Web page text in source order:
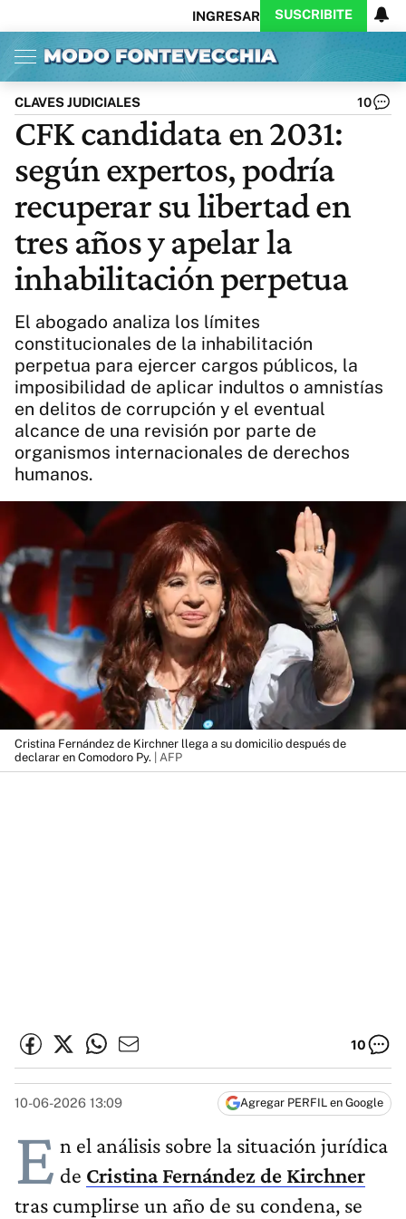
INGRESAR SUSCRIBITE
Inicio Ahora
Opinión
Política
Ciencia
Protagonistas
Cultura
Arte
Educación
Internacional
Deportes
CARAS
Exitoina
Turismo
Videos
Córdoba
Reperfilar
Business
Noticias
Caras
Exitoina
Gaming
Diario del Juicio
Actualidad
CLAVES JUDICIALES 10
CFK candidata en 2031:
según expertos, podría
recuperar su libertad en
tres años y apelar la
inhabilitación perpetua
El abogado analiza los límites
constitucionales de la inhabilitación
perpetua para ejercer cargos públicos, la
imposibilidad de aplicar indultos o amnistías
en delitos de corrupción y el eventual
alcance de una revisión por parte de
organismos internacionales de derechos
humanos.
Cristina Fernández de Kirchner llega a su domicilio después de
declarar en Comodoro Py. | AFP
10
10-06-2026 13:09 Agregar PERFIL en Google
E n el análisis sobre la situación jurídica
de Cristina Fernández de Kirchner
tras cumplirse un año de su condena, se